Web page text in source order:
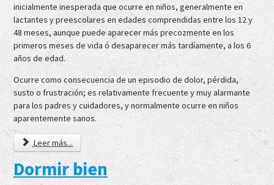
inicialmente inesperada que ocurre en niños, generalmente en
lactantes y preescolares en edades comprendidas entre los 12 y
48 meses, aunque puede aparecer más precozmente en los
primeros meses de vida ó desaparecer más tardíamente, a los 6
años de edad.
Ocurre como consecuencia de un episodio de dolor, pérdida,
susto o frustración; es relativamente frecuente y muy alarmante
para los padres y cuidadores, y normalmente ocurre en niños
aparentemente sanos.
Leer más...
Dormir bien